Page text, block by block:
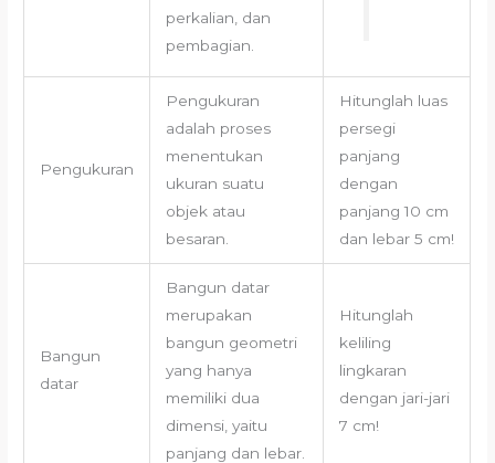
perkalian, dan
pembagian.
Pengukuran
Pengukuran
adalah proses
menentukan
ukuran suatu
objek atau
besaran.
Hitunglah luas
persegi
panjang
dengan
panjang 10 cm
dan lebar 5 cm!
Bangun
datar
Bangun datar
merupakan
bangun geometri
yang hanya
memiliki dua
dimensi, yaitu
panjang dan lebar.
Hitunglah
keliling
lingkaran
dengan jari-jari
7 cm!